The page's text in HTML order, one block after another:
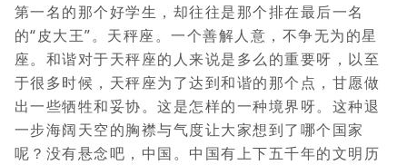
第一名的那个好学生，却往往是那个排在最后一名
的“皮大王”。天秤座。一个善解人意，不争无为的星
座。和谐对于天秤座的人来说是多么的重要呀，以至
于很多时候，天秤座为了达到和谐的那个点，甘愿做
出一些牺牲和妥协。这是怎样的一种境界呀。这种退
一步海阔天空的胸襟与气度让大家想到了哪个国家
呢？没有悬念吧，中国。中国有上下五千年的文明历